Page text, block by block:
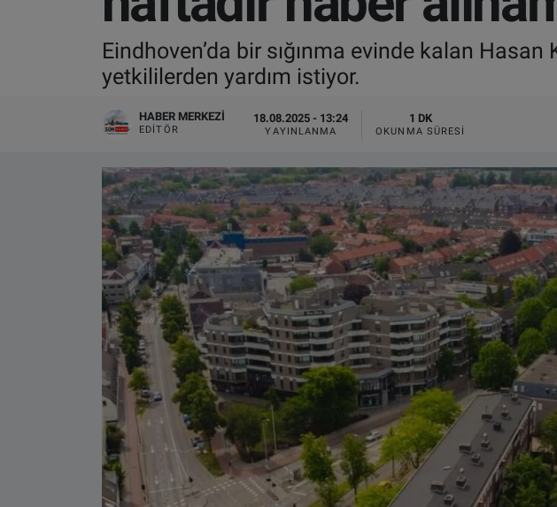
Eindhoven’da bir sığınma evinde kalan
yetkililerden yardım istiyor.
HABER MERKEZI
EDITÖR
18.08.2025 - 13:24
YAYINLANMA
1 DK
OKUNMA SÜRESI
ALGEMENE VOORWAARDEN
CONTACT
Çerez Politikası